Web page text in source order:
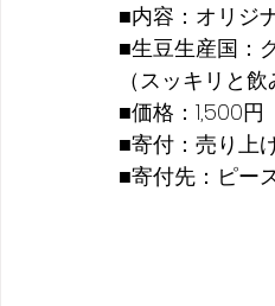
■内容：オリジ
■生豆生産国：
（スッキリと
■価格：1,500円
■寄付：売り上
■寄付先：ピー